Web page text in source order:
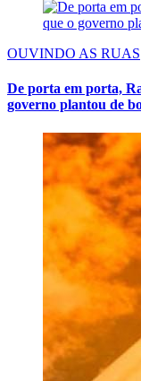
OUVINDO AS RUAS
De porta em porta,
governo plantou de